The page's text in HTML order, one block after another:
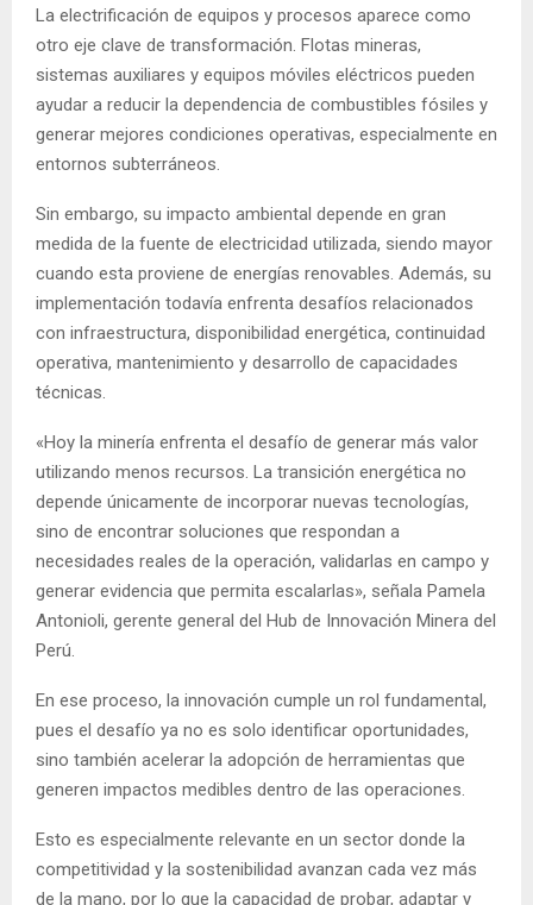
La electrificación de equipos y procesos aparece como
otro eje clave de transformación. Flotas mineras,
sistemas auxiliares y equipos móviles eléctricos pueden
ayudar a reducir la dependencia de combustibles fósiles y
generar mejores condiciones operativas, especialmente en
entornos subterráneos.
Sin embargo, su impacto ambiental depende en gran
medida de la fuente de electricidad utilizada, siendo mayor
cuando esta proviene de energías renovables. Además, su
implementación todavía enfrenta desafíos relacionados
con infraestructura, disponibilidad energética, continuidad
operativa, mantenimiento y desarrollo de capacidades
técnicas.
«Hoy la minería enfrenta el desafío de generar más valor
utilizando menos recursos. La transición energética no
depende únicamente de incorporar nuevas tecnologías,
sino de encontrar soluciones que respondan a
necesidades reales de la operación, validarlas en campo y
generar evidencia que permita escalarlas», señala Pamela
Antonioli, gerente general del Hub de Innovación Minera del
Perú.
En ese proceso, la innovación cumple un rol fundamental,
pues el desafío ya no es solo identificar oportunidades,
sino también acelerar la adopción de herramientas que
generen impactos medibles dentro de las operaciones.
Esto es especialmente relevante en un sector donde la
competitividad y la sostenibilidad avanzan cada vez más
de la mano, por lo que la capacidad de probar, adaptar y